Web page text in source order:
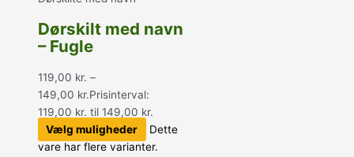
Dørskilt med navn
– Fugle
119,00 kr. –
149,00 kr.Prisinterval:
119,00 kr. til 149,00 kr.
Vælg muligheder
Dette
vare har flere varianter.